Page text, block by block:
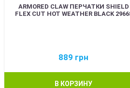
ARMORED CLAW ПЕРЧАТКИ SHIELD
FLEX CUT HOT WEATHER BLACK
889 грн
В КОРЗИНУ